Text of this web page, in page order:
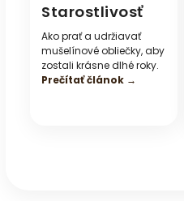
Starostlivosť
Ako prať a udržiavať
mušelínové obliečky, aby
zostali krásne dlhé roky.
Prečítať článok →